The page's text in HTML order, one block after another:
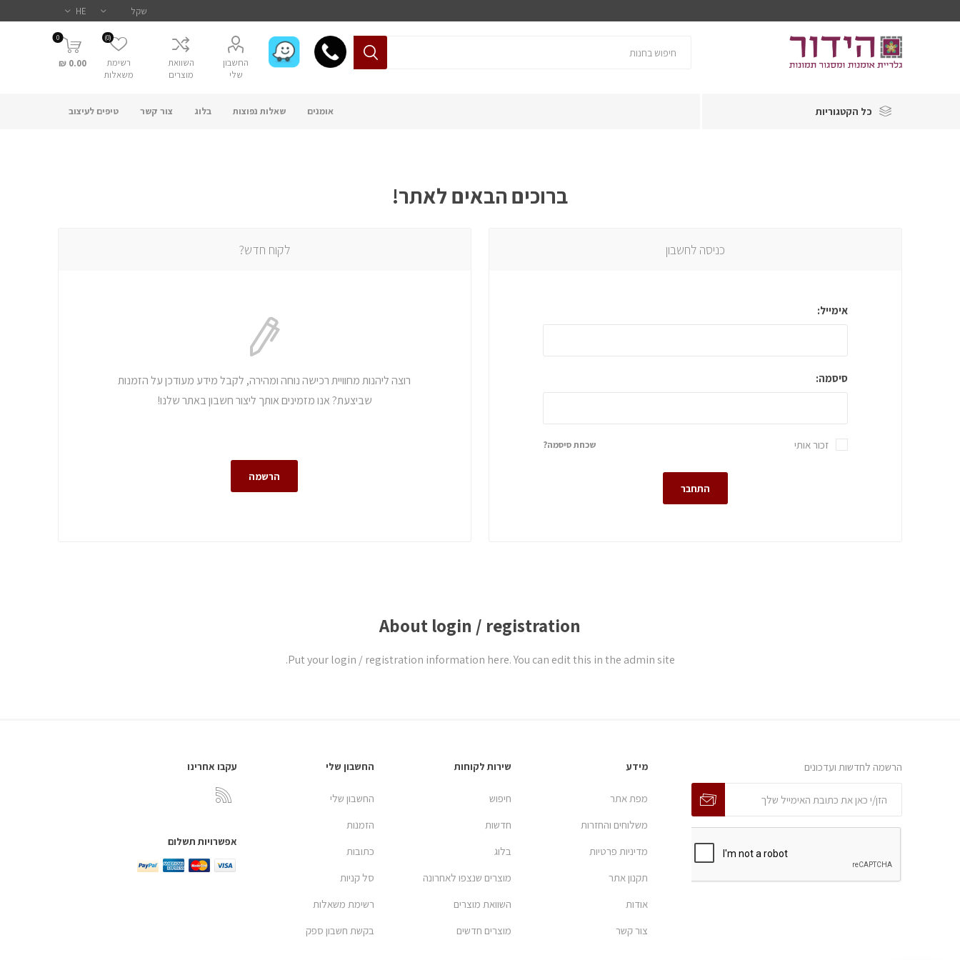
החשבון
שלי
השוואת
מוצרים
רשימת
משאלות
(0)
0
0.00 ₪
כל הקטגוריות אומנים שאלות נפוצות בלוג צור קשר טיפים לעיצוב
ברוכים הבאים לאתר!
לקוח חדש?
רוצה ליהנות מחוויית רכישה נוחה ומהירה, לקבל מידע מעודכן על הזמנות
שביצעת? אנו מזמינים אותך ליצור חשבון באתר שלנו!
הרשמה
כניסה לחשבון
אימייל:
סיסמה:
שכחת סיסמה? זכור אותי
התחבר
About login / registration
Put your login / registration information here. You can edit this in the admin site.
הרשמה לחדשות ועדכונים מידע
מפת אתר
משלוחים והחזרות
מדיניות פרטיות
תקנון אתר
אודות
צור קשר
שירות לקוחות
חיפוש
חדשות
בלוג
מוצרים שנצפו לאחרונה
השוואת מוצרים
מוצרים חדשים
החשבון שלי
החשבון שלי
הזמנות
כתובות
סל קניות
רשימת משאלות
בקשת חשבון ספק
עקבו אחרינו
אפשרויות תשלום